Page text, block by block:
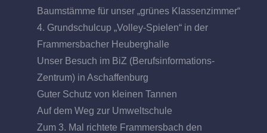
Baumstämme für unser „grünes Klassenzimmer“
4. Grundschulcup „Volley-Spielen“ in der
Frammersbacher Heuberghalle
Unser Besuch im BiZ (Berufsinformations-
Zentrum) in Aschaffenburg
Guter Schutz von kleinen Tannen
Auf dem Weg zur Umweltschule
Zum 3. Mal richtete Frammersbach den